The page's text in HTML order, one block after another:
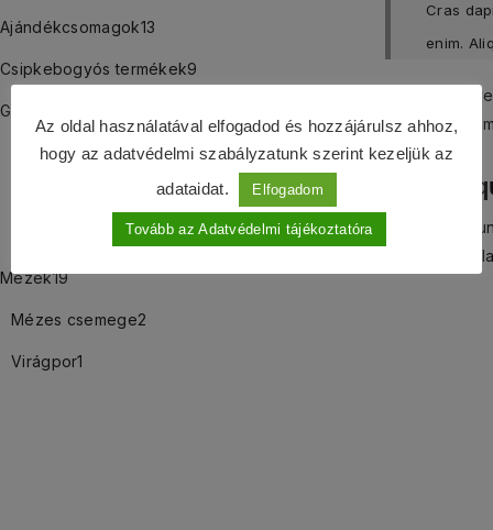
Cras
enim.
Phasellus
eget dui.
Nullam
Nam quam
faucibus.
Ajándékcsomagok13
Csipkebogyós termékek9
Gombás termékek
Gomba őrlemény14
11
Gombamorzsa1
Mézek19
Mézes csemege2
Virágpor1
Az oldal használatával elfogadod és hozzájárulsz ahhoz,
hogy az adatvédelmi szabályzatunk szerint kezeljük az
adataidat.
Elfogadom
Tovább az Adatvédelmi tájékoztatóra